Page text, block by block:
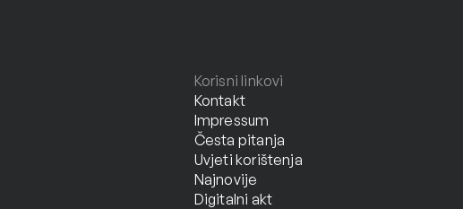
Korisni linkovi
Kontakt
Impressum
Česta pitanja
Uvjeti korištenja
Najnovije
Digitalni akt